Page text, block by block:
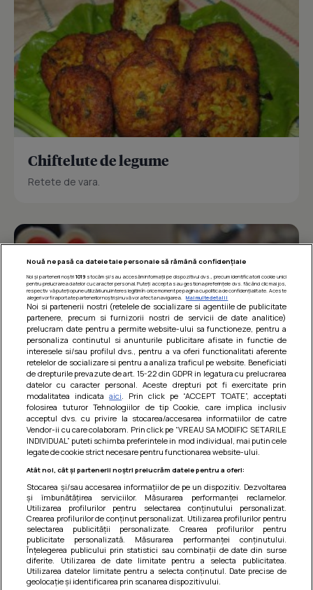
Chiftelute de legume
Retete de vara.
Barcute din vinete cu arpagic rosu
Un deliciu usor de preparat!
Nouă ne pasă ca datele tale personale să rămână confidențiale
Noi și partenerii noștri 1019stocăm și/sau accesăm informații pe dispozitivul dvs., precum identificatorii cookie unici
pentru prelucrarea datelor cu caracter personal. Puteți accepta sau gestiona preferințele dvs. făcând clic mai jos,
respectiv vă puteți opune utilizării unui interes legitim în orice moment pe pagina cu politica de confidențialitate. Aceste
alegeri vor fi raportate partenerilor noștri și nu vă vor afecta navigarea.
Mai multe detalii
Noi si partenerii nostri (retelele de socializare si agentiile de publicitate
partenere, precum si furnizorii nostri de servicii de date analitice)
prelucram date pentru a permite website-ului sa functioneze, pentru a
personaliza continutul si anunturile publicitare afisate in functie de
interesele si/sau profilul dvs., pentru a va oferi functionalitati aferente
retelelor de socializare si pentru a analiza traficul pe website. Beneficiati
de drepturile prevazute de art. 15-22 din GDPR in legatura cu prelucrarea
datelor cu caracter personal. Aceste drepturi pot fi exercitate prin
modalitatea indicataaici . Prin click pe “ACCEPT TOATE”, acceptati
folosirea tuturor Tehnologiilor de tip Cookie, care implica inclusiv
acceptul dvs. cu privire la stocarea/accesarea informatiilor de catre
Vendor-ii cu care colaboram. Prin click pe “VREAU SA MODIFIC SETARILE
INDIVIDUAL” puteti schimba preferintele in mod individual, mai putin cele
legate de cookie strict necesare pentru functionarea website-ului.
Atât noi, cât și partenerii noștri prelucrăm datele pentru a oferi:
Stocarea și/sau accesarea informațiilor de pe un dispozitiv. Dezvoltarea
și îmbunătățirea serviciilor. Măsurarea performanței reclamelor.
Utilizarea profilurilor pentru selectarea conținutului personalizat.
Crearea profilurilor de conținut personalizat. Utilizarea profilurilor pentru
selectarea publicității personalizate. Crearea profilurilor pentru
publicitate personalizată. Măsurarea performanței conținutului.
Înțelegerea publicului prin statistici sau combinații de date din surse
diferite. Utilizarea de date limitate pentru a selecta publicitatea.
Utilizarea datelor limitate pentru a selecta conținutul. Date precise de
geolocație și identificarea prin scanarea dispozitivului.